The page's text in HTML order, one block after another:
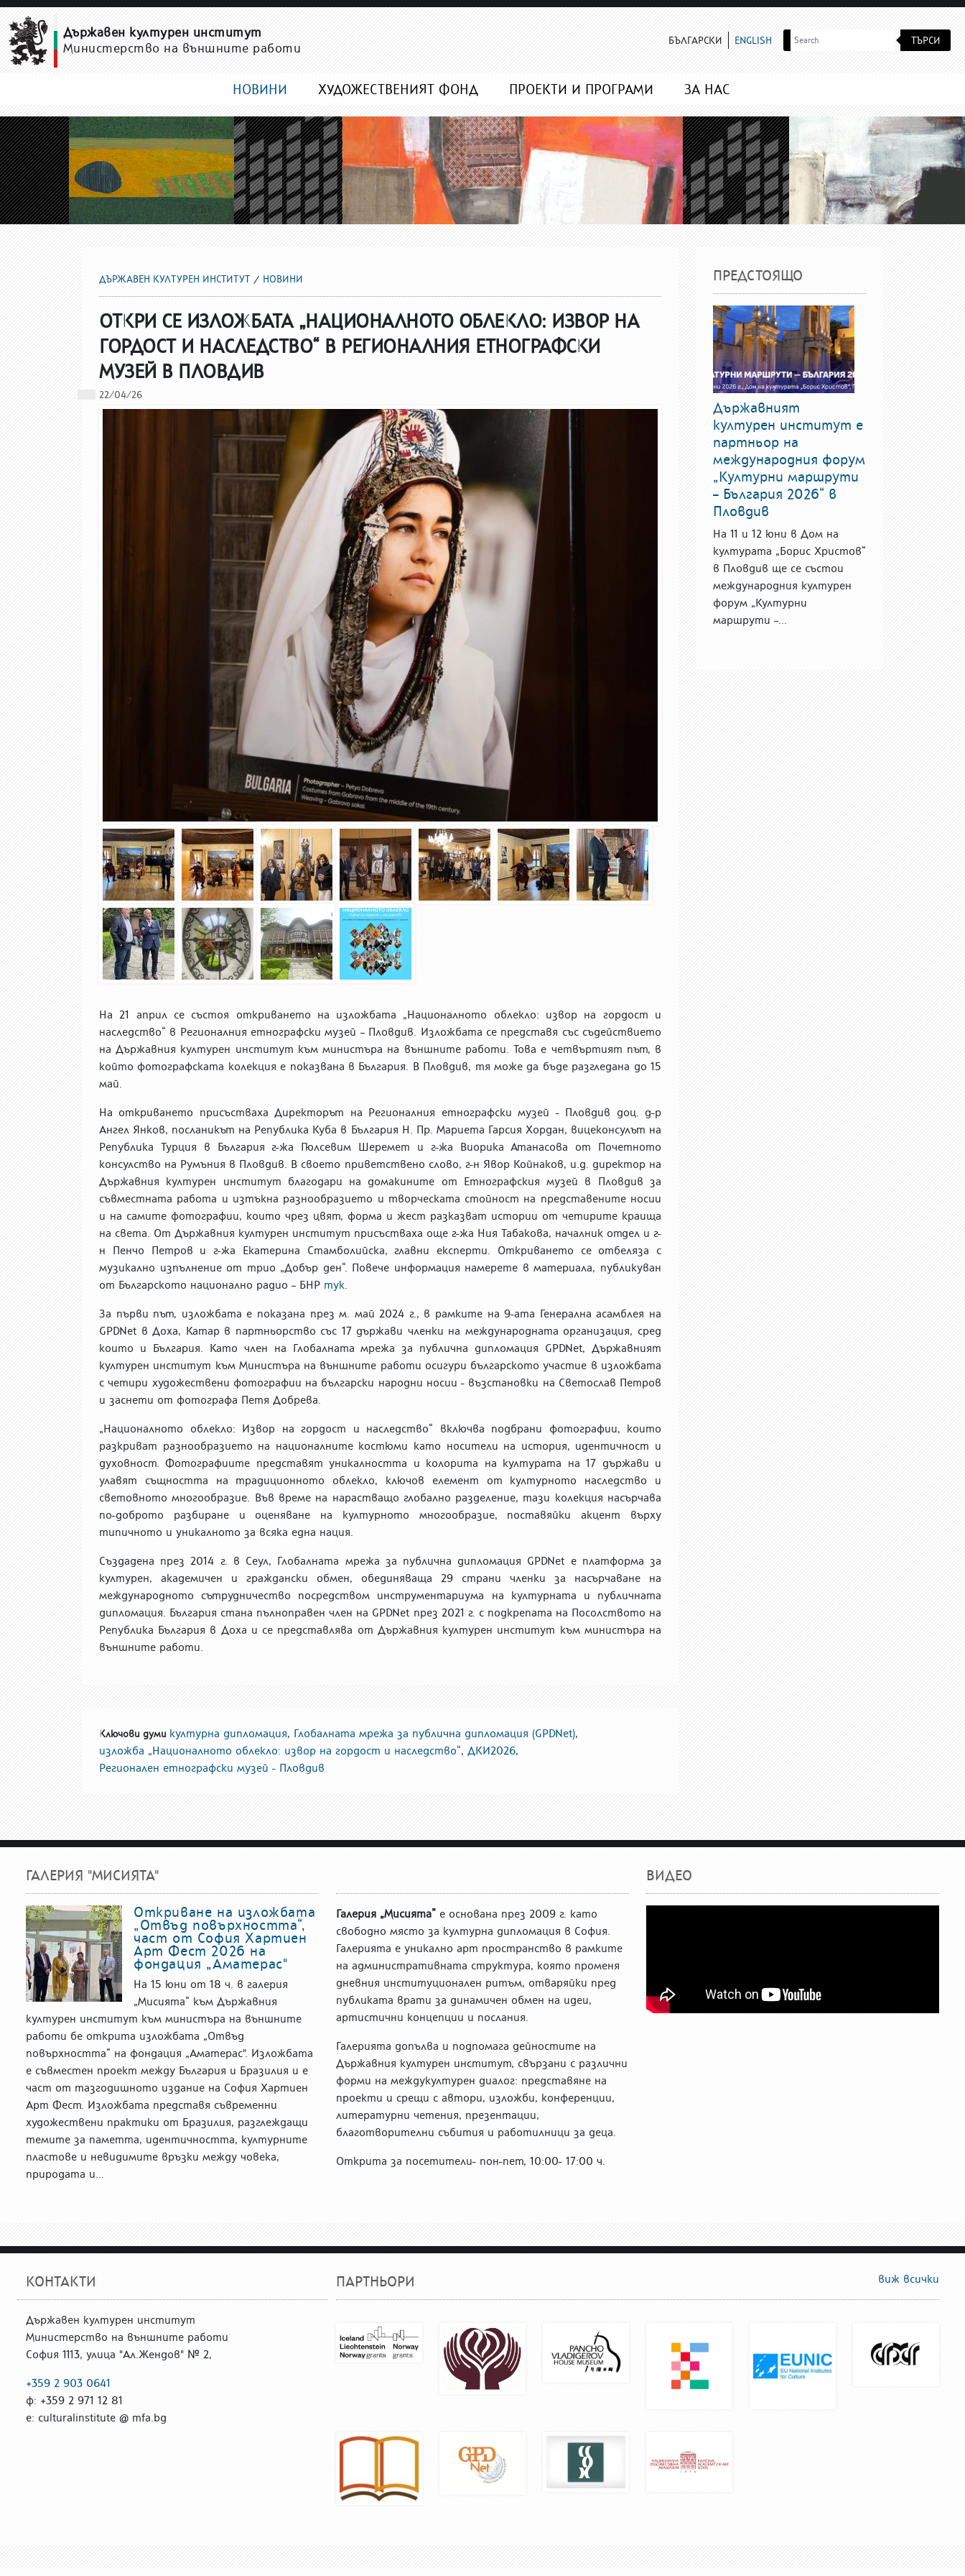
НОВИНИДържавен културен институт
Министерство на външните работи
БЪЛГАРСКИ ENGLISH ТЪРСИ
НОВИНИ ХУДОЖЕСТВЕНИЯТ ФОНД ПРОЕКТИ И ПРОГРАМИ ЗА НАС
ДЪРЖАВЕН КУЛТУРЕН ИНСТИТУТ НОВИНИ
ОТКРИ СЕ ИЗЛОЖБАТА „НАЦИОНАЛНОТО ОБЛЕКЛО: ИЗВОР НА
ГОРДОСТ И НАСЛЕДСТВО“ В РЕГИОНАЛНИЯ ЕТНОГРАФСКИ
МУЗЕЙ В ПЛОВДИВ
22/04/26
На 21 април се състоя откриването на изложбата „Националното облекло: извор на гордост и
наследство“ в Регионалния етнографски музей – Пловдив. Изложбата се представя със съдействието
на Държавния културен институт към министъра на външните работи. Това е четвъртият път, в
който фотографската колекция е показвана в България. В Пловдив, тя може да бъде разгледана до 15
май.
На откриването присъстваха Директорът на Регионалния етнографски музей - Пловдив доц. д-р
Ангел Янков, посланикът на Република Куба в България Н. Пр. Мариета Гарсия Хордан, вицеконсулът на
Република Турция в България г-жа Гюлсевим Шеремет и г-жа Виорика Атанасова от Почетното
консулство на Румъния в Пловдив. В своето приветствено слово, г-н Явор Койнаков, и.д. директор на
Държавния културен институт благодари на домакините от Етнографския музей в Пловдив за
съвместната работа и изтъкна разнообразието и творческата стойност на представените носии
и на самите фотографии, които чрез цвят, форма и жест разказват истории от четирите краища
на света. От Държавния културен институт присъстваха още г-жа Ния Табакова, началник отдел и г-
н Пенчо Петров и г-жа Екатерина Стамболийска, главни експерти. Откриването се отбеляза с
музикално изпълнение от трио „Добър ден“. Повече информация намерете в материала, публикуван
от Българското национално радио – БНР тук.
За първи път, изложбата е показана през м. май 2024 г., в рамките на 9-ата Генерална асамблея на
GPDNet в Доха, Катар в партньорство със 17 държави членки на международната организация, сред
които и България. Като член на Глобалната мрежа за публична дипломация GPDNet,Държавният
културен институт към Министъра на външните работи осигури българското участие в изложбата
с четири художествени фотографии на български народни носии - възстановки на Светослав Петров
и заснети от фотографа Петя Добрева.
„Националното облекло: Извор на гордост и наследство“ включва подбрани фотографии, които
разкриват разнообразието на националните костюми като носители на история, идентичност и
духовност.Фотографиите представят уникалността и колорита на културата на 17 държави и
улавят същността на традиционното облекло, ключов елемент от културното наследство и
световното многообразие. Във време на нарастващо глобално разделение, тази колекция насърчава
по-доброто разбиране и оценяване на културното многообразие, поставяйки акцент върху
типичното и уникалното за всяка една нация.
Създадена през 2014 г. в Сеул, Глобалната мрежа за публична дипломация GPDNet е платформа за
културен, академичен и граждански обмен, обединяваща 29 страни членки за насърчаване на
международното сътрудничество посредством инструментариума на културната и публичната
дипломация. България стана пълноправен член на GPDNet през 2021 г. с подкрепата на Посолството на
Република България в Доха и се представлява от Държавния културен институт към министъра на
външните работи.
Ключови думи културна дипломация, Глобалната мрежа за публична дипломация (GPDNet),
изложба „Националното облекло: извор на гордост и наследство“, ДКИ2026,
Регионален етнографски музей - Пловдив
ПРЕДСТОЯЩО
Държавният
културен институт е
партньор на
международния форум
„Културни маршрути
– България 2026“ в
Пловдив
На 11 и 12 юни в Дом на
културата „Борис Христов“
в Пловдив ще се състои
международния културен
форум „Културни
маршрути –...
ГАЛЕРИЯ "МИСИЯТА"
Откриване на изложбата
„Отвъд повърхността“,
част от София Хартиен
Арт Фест 2026 на
фондация „Аматерас"
На 15 юни от 18 ч. в галерия
„Мисията“ към Държавния
културен институт към министъра на външните
работи бе открита изложбата „Отвъд
повърхността“ на фондация „Аматерас". Изложбата
е съвместен проект между България и Бразилия и е
част от тазгодишното издание на София Хартиен
Арт Фест. Изложбата представя съвременни
художествени практики от Бразилия, разглеждащи
темите за паметта, идентичността, културните
пластове и невидимите връзки между човека,
природата и...
Галерия „Мисията” е основана през 2009 г. като
свободно място за културна дипломация в София.
Галерията е уникално арт пространство в рамките
на административната структура, която променя
дневния институционален ритъм, отваряйки пред
публиката врати за динамичен обмен на идеи,
артистични концепции и послания.
Галерията допълва и подпомага дейностите на
Държавния културен институт, свързани с различни
форми на междукултурен диалог: представяне на
проекти и срещи с автори, изложби, конференции,
литературни четения, презентации,
благотворителни събития и работилници за деца.
Открита за посетители- пон-пет, 10:00- 17:00 ч.
ВИДЕО
КОНТАКТИ
Държавен културен институт
Министерство на външните работи
София 1113, улица "Ал.Жендов" № 2,
+359 2 903 0641
ф: +359 2 971 12 81
е: culturalinstitute @ mfa.bg
ПАРТНЬОРИ виж всички